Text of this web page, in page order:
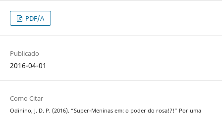
PDF/A
Publicado
2016-04-01
Como Citar
Odinino, J. D. P. (2016). “Super-Meninas em: o poder do rosa!?!” Por uma